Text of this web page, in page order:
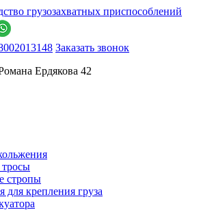
грузозахватных приспособлений
Заказать звонок
Ердякова 42
стропы
для крепления груза